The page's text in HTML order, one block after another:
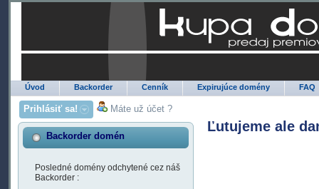
Úvod Backorder Cenník Expirujúce domény FAQ
Prihlásiť sa! Máte už účet ?
Backorder domén
Posledné domény odchytené cez náš
Backorder :
Ľutujeme ale